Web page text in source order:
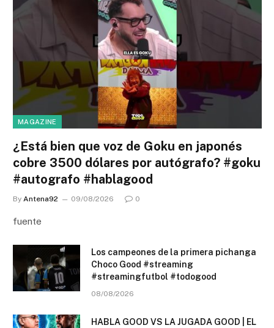
MAGAZINE
¿Está bien que voz de Goku en japonés
cobre 3500 dólares por autógrafo? #goku
#autografo #hablagood
By Antena92 09/08/2026 0
fuente
Los campeones de la primera pichanga
Choco Good #streaming
#streamingfutbol #todogood
08/08/2026
HABLA GOOD VS LA JUGADA GOOD | EL